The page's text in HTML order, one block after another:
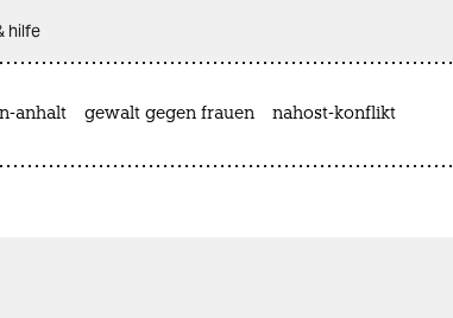
hilfe
anhalt gewalt gegen frauen nahost-konflikt